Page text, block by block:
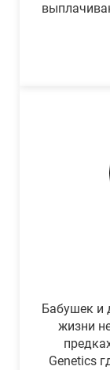
Бабушек и
жизни
Genetics